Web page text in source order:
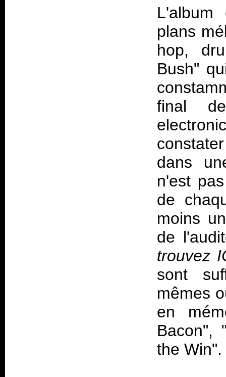
plans
hop,
Bush"
final
dans
n'est
de
moins
de
trouvez
sont
mêmes
en
Bacon",
the Win".